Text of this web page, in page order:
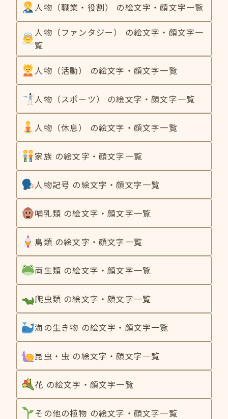
人物（職業・役割） の絵文字・顔文字一覧
人物（ファンタジー） の絵文字・顔文字一
覧
人物（活動） の絵文字・顔文字一覧
人物（スポーツ） の絵文字・顔文字一覧
人物（休息） の絵文字・顔文字一覧
家族 の絵文字・顔文字一覧
人物記号 の絵文字・顔文字一覧
哺乳類 の絵文字・顔文字一覧
鳥類 の絵文字・顔文字一覧
両生類 の絵文字・顔文字一覧
爬虫類 の絵文字・顔文字一覧
海の生き物 の絵文字・顔文字一覧
昆虫・虫 の絵文字・顔文字一覧
花 の絵文字・顔文字一覧
その他の植物 の絵文字・顔文字一覧